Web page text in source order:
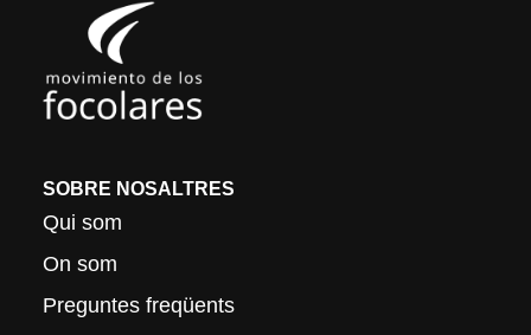
SOBRE NOSALTRES
Qui som
On som
Preguntes freqüents